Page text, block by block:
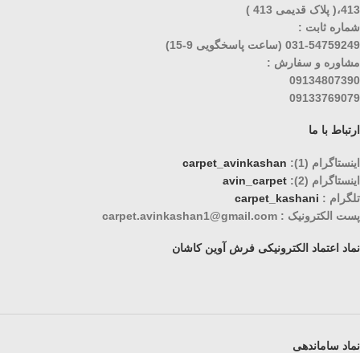
413،( پلاک قدیمی 413 )
شماره ثابت :
031-54759249 (ساعت پاسخگویی 9-15)
مشاوره و سفارش :
09134807390
09133769079
ارتباط با ما
اینستاگرام (1):
carpet_avinkashan
اینستاگرام (2):
avin_carpet
تلگرام : carpet_kashani
پست الکترونیک : carpet.avinkashan1@gmail.com
نماد اعتماد الکترونیکی فرش آوین کاشان
نماد ساماندهی